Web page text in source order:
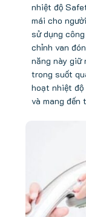
nhiệt độ
mái cho
sử dụng
chỉnh van
năng này giữ
trong suốt
hoạt nhiệt
và mang đến